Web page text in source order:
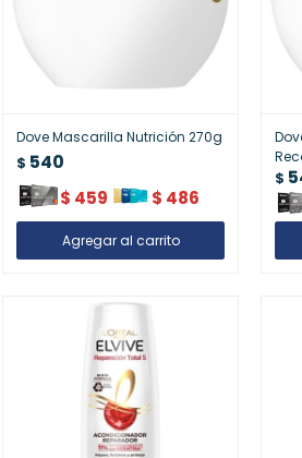
Dove Mascarilla Nutrición 270g
$ 540
$ 459 $ 486
$